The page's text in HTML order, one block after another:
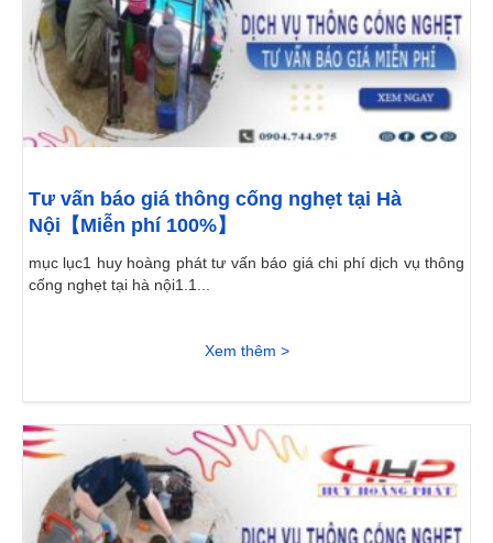
Tư vấn báo giá thông cống nghẹt tại Hà
Nội【Miễn phí 100%】
mục lục1 huy hoàng phát tư vấn báo giá chi phí dịch vụ thông
cống nghẹt tại hà nội1.1...
Xem thêm >